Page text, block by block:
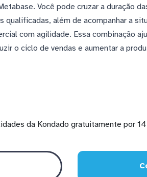
Você pode cruzar a duração
além de acompanhar a
com agilidade. Essa combinação
o ciclo de vendas e aumentar a
da Kondado gratuitamente por